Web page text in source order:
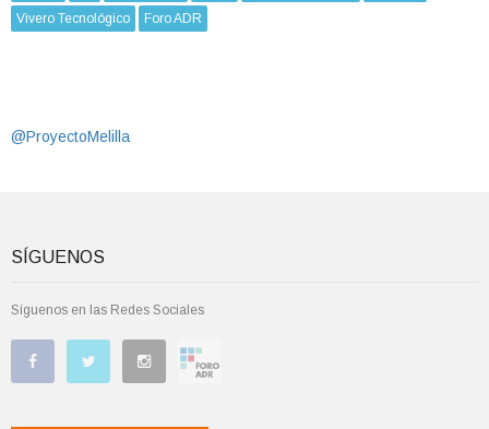
Vivero Tecnológico
Foro ADR
@ProyectoMelilla
SÍGUENOS
Síguenos en las Redes Sociales